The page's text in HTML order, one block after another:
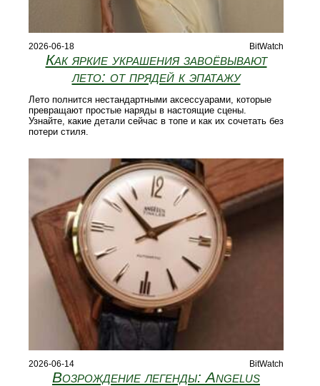
2026-06-18 BitWatch
Как яркие украшения завоёвывают
лето: от прядей к эпатажу
Лето полнится нестандартными аксессуарами, которые
превращают простые наряды в настоящие сцены.
Узнайте, какие детали сейчас в топе и как их сочетать без
потери стиля.
2026-06-14 BitWatch
Возрождение легенды: Angelus